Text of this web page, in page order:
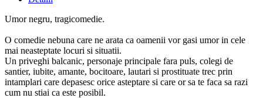
Umor negru, tragicomedie.
O comedie nebuna care ne arata ca oamenii vor gasi umor in cele
mai neasteptate locuri si situatii.
Un priveghi balcanic, personaje principale fara puls, colegi de
santier, iubite, amante, bocitoare, lautari si prostituate trec prin
intamplari care depasesc orice asteptare si care or sa te faca sa razi
cum nu stiai ca este posibil.